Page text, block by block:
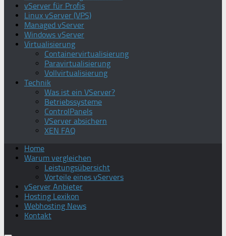
vServer für Profis
Linux vServer (VPS)
Managed vServer
Windows vServer
Virtualisierung
Containervirtualisierung
Paravirtualisierung
Vollvirtualisierung
Technik
Was ist ein VServer?
Betriebssysteme
ControlPanels
VServer absichern
XEN FAQ
Home
Warum vergleichen
Leistungsübersicht
Vorteile eines vServers
vServer Anbieter
Hosting Lexikon
Webhosting News
Kontakt